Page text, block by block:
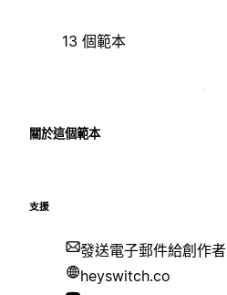
13 個範本
關於這個範本
支援
發送電子郵件給創作者
heyswitch.co